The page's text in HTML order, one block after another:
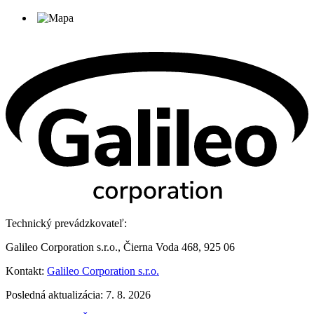
Technický prevádzkovateľ:
Galileo Corporation s.r.o., Čierna Voda 468, 925 06
Kontakt: Galileo Corporation s.r.o.
Posledná aktualizácia: 7. 8. 2026